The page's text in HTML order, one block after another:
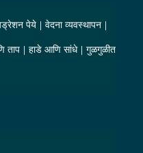
पेये
वेदना व्यवस्थापन
ताप हाडे आणि सांधे
गुळगुळीत